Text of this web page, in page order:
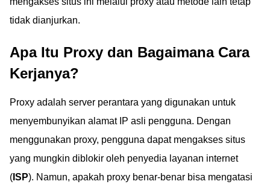
tidak dianjurkan.
Apa Itu Proxy dan Bagaimana Cara
Kerjanya?
Proxy adalah server perantara yang digunakan untuk
menyembunyikan alamat IP asli pengguna. Dengan
menggunakan proxy, pengguna dapat mengakses situs
yang mungkin diblokir oleh penyedia layanan internet
( ISP). Namun, apakah proxy benar-benar bisa mengatasi